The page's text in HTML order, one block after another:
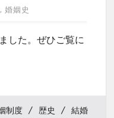
婚姻史
した。ぜひご覧に
制度 歴史
結婚